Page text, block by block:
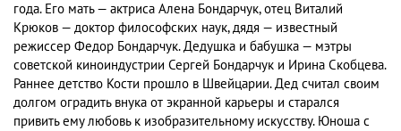
года. Его мать — актриса Алена Бондарчук, отец Виталий
Крюков — доктор философских наук, дядя — известный
режиссер Федор Бондарчук. Дедушка и бабушка — мэтры
советской киноиндустрии Сергей Бондарчук и Ирина Скобцева.
Раннее детство Кости прошло в Швейцарии. Дед считал своим
долгом оградить внука от экранной карьеры и старался
привить ему любовь к изобразительному искусству. Юноша с